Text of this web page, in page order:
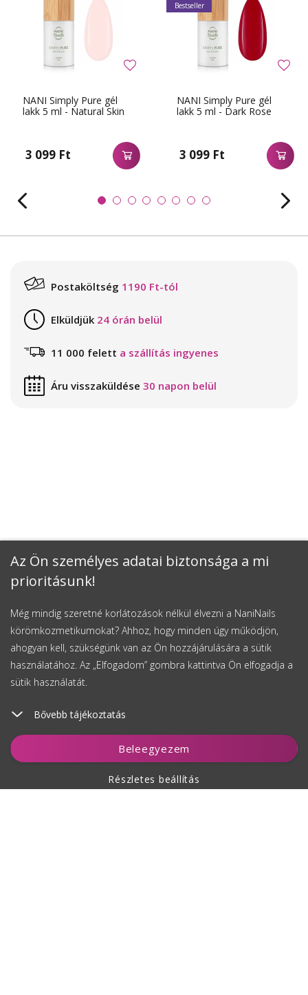
Az Ön személyes adatai biztonsága a mi
prioritásunk!
Még mindig szeretné korlátozások nélkül élvezni a NaniNails
körömkozmetikumokat? Ahhoz, hogy minden úgy működjön,
ahogyan kell, szükségünk van az Ön hozzájárulására a sütik
használatához. Az „Elfogadom” gombra kattintva Ön elfogadja a
sütik használatát.
Bővebb tájékoztatás
Beleegyezem
Részletes beállítás
Kosárhoz ad
NANI Simply Pure gél
lakk 5 ml - Natural Skin
3 099 Ft
NANI Simply Pure gél
lakk 5 ml - Dark Rose
3 099 Ft
Bestseller
Postaköltség 1190 Ft-tól
Elküldjük 24 órán belül
11 000 felett a szállítás ingyenes
Áru visszaküldése 30 napon belül